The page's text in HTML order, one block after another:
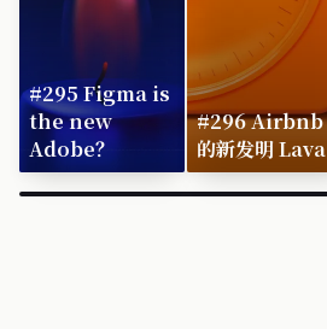
#295 Figma is
the new
Adobe？
#296 Airbnb
的新发明 Lava